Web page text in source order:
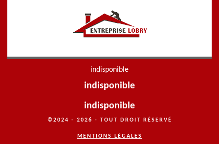
indisponible
indisponible
indisponible
©2024 - 2026 - TOUT DROIT RÉSERVÉ
MENTIONS LÉGALES